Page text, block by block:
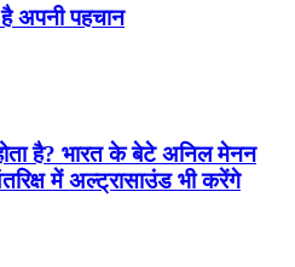
अपनी पहचान
है? भारत के बेटे अनिल मेनन
में अल्ट्रासाउंड भी करेंगे